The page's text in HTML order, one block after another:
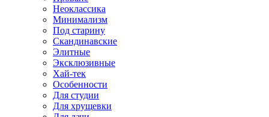
Неоклассика
Минимализм
Под старину
Скандинавские
Элитные
Эксклюзивные
Хай-тек
Особенности
Для студии
Для хрущевки